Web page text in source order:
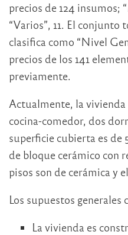
precios de 124 insumos;
“Varios”, 11. El conjunto
clasifica como “Nivel
precios de los 141
previamente.
Actualmente, la
cocina-comedor, dos
superficie cubierta es de
de bloque cerámico con
pisos son de cerámica y
Los supuestos generales
La vivienda es